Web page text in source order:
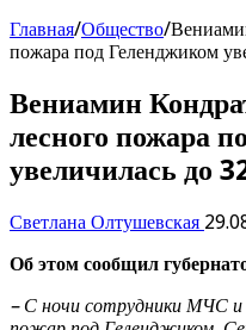
Главная/Общество/
пожара под Геленджиком
Вениамин
лесного пожара
увеличилась до
Светлана Олтушевская
Об этом сообщил
– С ночи сотрудники МЧС